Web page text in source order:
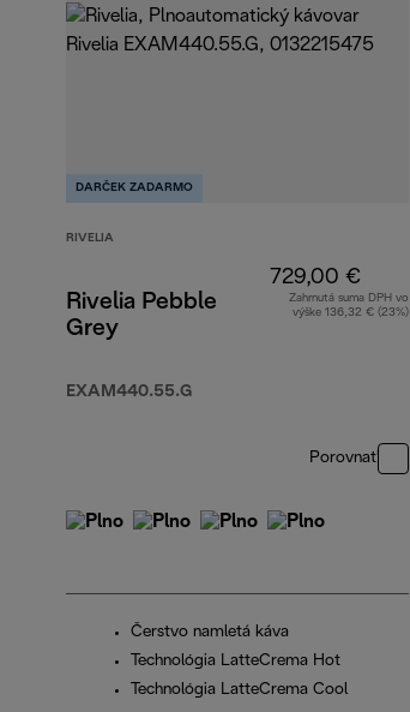
DARČEK ZADARMO
RIVELIA
Rivelia Pebble
Grey
EXAM440.55.G
729,00 €
Zahrnutá suma DPH vo
výške 136,32 € (23%)
Porovnať
Čerstvo namletá káva
Technológia LatteCrema Hot
Technológia LatteCrema Cool